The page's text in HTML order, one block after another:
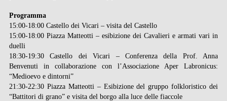
Programma
15:00-18:00 Castello dei Vicari – visita del Castello
15:00-18:00 Piazza Matteotti – esibizione dei Cavalieri e armati vari in
duelli
18:30-19:30 Castello dei Vicari – Conferenza della Prof. Anna
Benvenuti in collaborazione con l’Associazione Aper Labronicus:
“Medioevo e dintorni”
21:30-22:30 Piazza Matteotti – Esibizione del gruppo folkloristico dei
“Battitori di grano” e visita del borgo alla luce delle fiaccole